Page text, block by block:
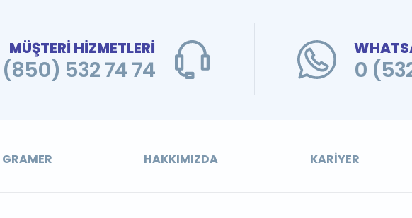
MÜŞTERİ HİZMETLERİ
532 74 74 0
HAKKIMIZDA KARIYER